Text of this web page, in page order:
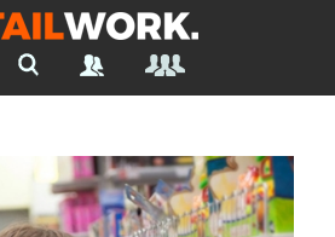
w branży Retail &
Ecommerce